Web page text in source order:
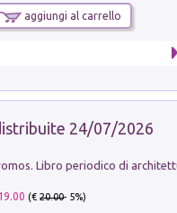
aggiungi al carrello
24/07/2026
(€20.00- 5%)